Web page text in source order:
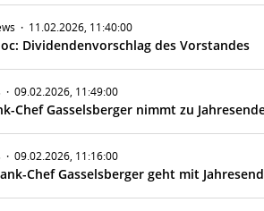
· 11.02.2026, 11:40:00
Dividendenvorschlag des Vorstandes
· 09.02.2026, 11:49:00
Chef Gasselsberger nimmt zu
· 09.02.2026, 11:16:00
Chef Gasselsberger geht mit